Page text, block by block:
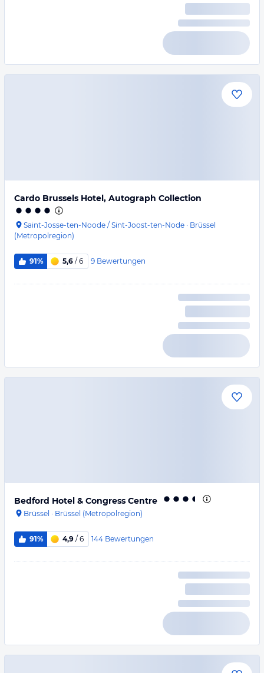
Cardo Brussels Hotel, Autograph Collection
Saint-Josse-ten-Noode / Sint-Joost-ten-Node · Brüssel
(Metropolregion)
91% 5,6 / 6 9 Bewertungen
Bedford Hotel & Congress Centre
Brüssel · Brüssel (Metropolregion)
91% 4,9 / 6 144 Bewertungen